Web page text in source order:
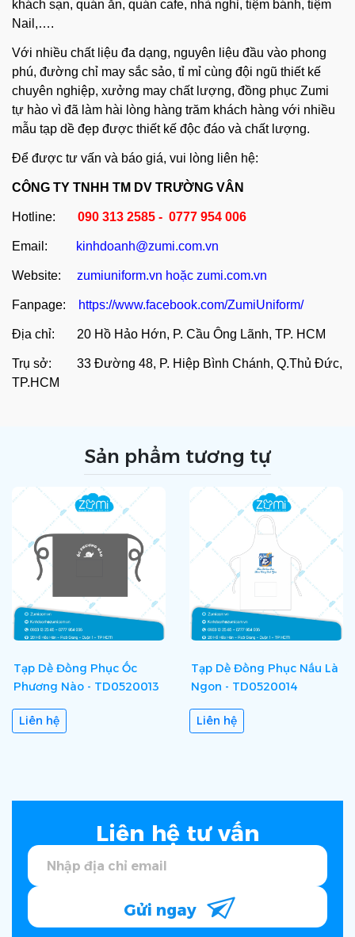
khách sạn, quán ăn, quán cafe, nhà nghỉ, tiệm bánh, tiệm
Nail,….
Với nhiều chất liệu đa dạng, nguyên liệu đầu vào phong
phú, đường chỉ may sắc sảo, tỉ mỉ cùng đội ngũ thiết kế
chuyên nghiệp, xưởng may chất lượng, đồng phục Zumi
tự hào vì đã làm hài lòng hàng trăm khách hàng với nhiều
mẫu tạp dề đẹp được thiết kế độc đáo và chất lượng.
Để được tư vấn và báo giá, vui lòng liên hệ:
CÔNG TY TNHH TM DV TRƯỜNG VÂN
Hotline: 090 313 2585 - 0777 954 006
Email: kinhdoanh@zumi.com.vn
Website: zumiuniform.vn hoặc zumi.com.vn
Fanpage: https://www.facebook.com/ZumiUniform/
Địa chỉ: 20 Hồ Hảo Hớn, P. Cầu Ông Lãnh, TP. HCM
Trụ sở: 33 Đường 48, P. Hiệp Bình Chánh, Q.Thủ Đức,
TP.HCM
Sản phẩm tương tự
Tạp Dề Đồng Phục Ốc
Phương Nào - TD0520013
Liên hệ
Tạp Dề Đồng Phục Nấu Là
Ngon - TD0520014
Liên hệ
Liên hệ tư vấn
Gửi ngay